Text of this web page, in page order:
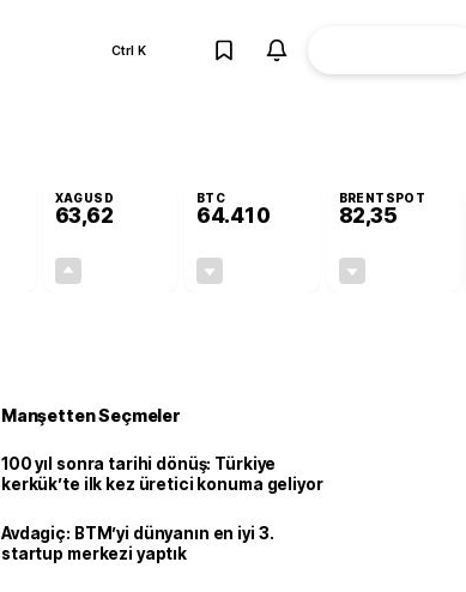
Ctrl K
XAGUSD
63,62
BTC
64.410
BRENTSPOT
82,35
Manşetten Seçmeler
100 yıl sonra tarihi dönüş: Türkiye
kerkük’te ilk kez üretici konuma geliyor
Avdagiç: BTM’yi dünyanın en iyi 3.
startup merkezi yaptık